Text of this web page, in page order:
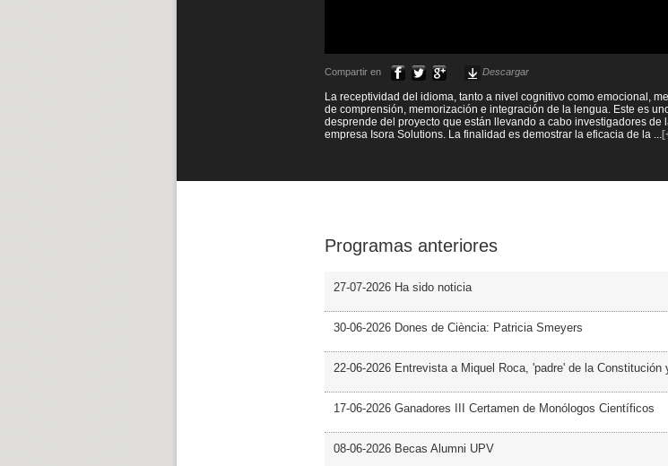
Compartir en Descargar
La receptividad del idioma, tanto a nivel cognitivo como emocional,
de comprensión, memorización e integración de la lengua. Este es
desprende del proyecto que están llevando a cabo investigadores de
empresa Isora Solutions. La finalidad es demostrar la eficacia de la
Programas anteriores
27-07-2026 Ha sido noticia
30-06-2026 Dones de Ciència: Patricia Smeyers
22-06-2026 Entrevista a Miquel Roca, 'padre' de la
17-06-2026 Ganadores III Certamen de Monólogos Científicos
08-06-2026 Becas Alumni UPV